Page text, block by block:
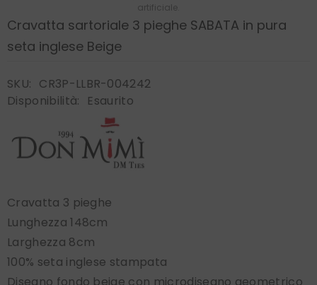
artificiale.
Cravatta sartoriale 3 pieghe SABATA in pura
seta inglese Beige
SKU: CR3P-LLBR-004242
Disponibilità:
Esaurito
Cravatta 3 pieghe
Lunghezza 148cm
Larghezza 8cm
100% seta inglese stampata
Disegno fondo beige con microdisegno geometrico